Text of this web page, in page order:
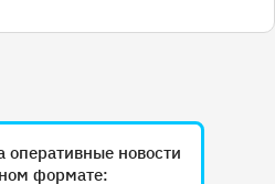
оперативные новости
формате: